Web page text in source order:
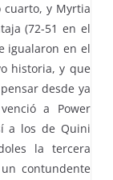
cuarto, y Myrtia
(72-51 en el
igualaron en el
historia, y que
desde ya
a Power
a los de Quini
la tercera
contundente